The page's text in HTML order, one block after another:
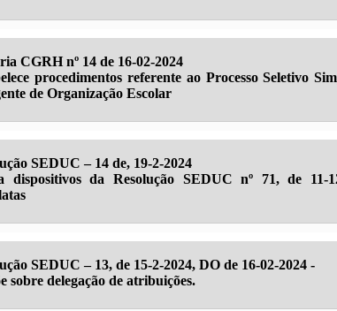
CGRH nº 14 de 16-02-2024
procedimentos referente ao Processo Seletivo
de Organização Escolar
SEDUC – 14 de, 19-2-2024
dispositivos da Resolução SEDUC nº 71, de 11-
SEDUC – 13, de 15-2-2024, DO de 16-02-2024 -
sobre delegação de atribuições.